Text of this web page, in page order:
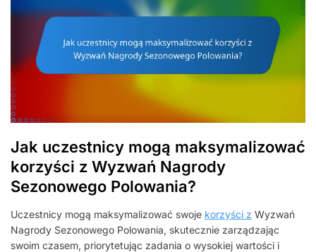
Jak uczestnicy mogą maksymalizować
korzyści z Wyzwań Nagrody
Sezonowego Polowania?
Uczestnicy mogą maksymalizować swoje korzyści z Wyzwań
Nagrody Sezonowego Polowania, skutecznie zarządzając
swoim czasem, priorytetując zadania o wysokiej wartości i